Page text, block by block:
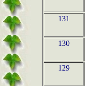
131
130
129